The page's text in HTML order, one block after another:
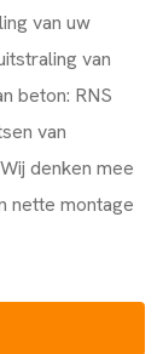
van uw
van
beton: RNS
van
denken mee
nette montage